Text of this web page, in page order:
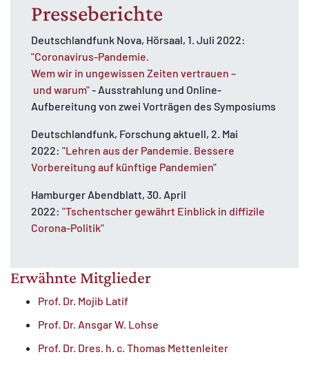
Presseberichte
Deutschlandfunk Nova, Hörsaal, 1. Juli 2022:
"Coronavirus-Pandemie.
Wem wir in ungewissen Zeiten vertrauen –
und warum"- Ausstrahlung und Online-
Aufbereitung von zwei Vorträgen des Symposiums
Deutschlandfunk, Forschung aktuell, 2. Mai
2022: "Lehren aus der Pandemie. Bessere
Vorbereitung auf künftige Pandemien"
Hamburger Abendblatt, 30. April
2022: "Tschentscher gewährt Einblick in diffizile
Corona-Politik"
Erwähnte Mitglieder
Prof. Dr. Mojib Latif
Prof. Dr. Ansgar W. Lohse
Prof. Dr. Dres. h. c. Thomas Mettenleiter